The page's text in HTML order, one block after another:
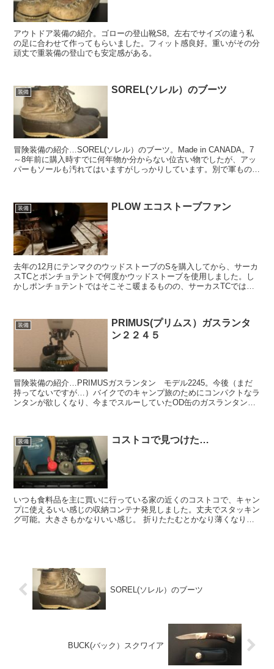
アウトドア装備の紹介。ゴローの登山靴S8。左右でサイズの違う私
の足に合わせて作ってもらいました。フィット感良好。重いがその分
頑丈で重装備の登山でも安定感がある。
装備 SOREL(ソレル）のブーツ
冒険装備の紹介…SOREL(ソレル）のブーツ。Made in CANADA。7
～8年前に購入時すでに何年物か分からない位古い物でしたが、アッ
パーもソールも汚れてはいますがしっかりしています。別で軍ものの
装備 PLOW エコストーブファン
去年の12月にテンマクのウッドストーブのSを購入してから、サーカ
スTCとポンチョテントで何度かウッドストーブを使用しました。し
かしポンチョテントではそこそこ暖まるものの、サーカスTCではや
装備
PRIMUS(プリムス）ガスランタ
ン２２４５
冒険装備の紹介…PRIMUSガスランタン モデル2245。今後（まだ
持ってないですが…）バイクでのキャンプ旅のためにコンパクトなラ
ンタンが欲しくなり、今までスルーしていたOD缶のガスランタンを
装備 コストコで見つけた…
いつも食料品を主に買いに行っている家の近くのコストコで、キャン
プに使えるいい感じの収納コンテナ発見しました。丈夫でスタッキン
グ可能。大きさもかなりいい感じ。 折りたたむとかなり薄くなりま
SOREL(ソレル）のブーツ
BUCK(バック）スクワイア